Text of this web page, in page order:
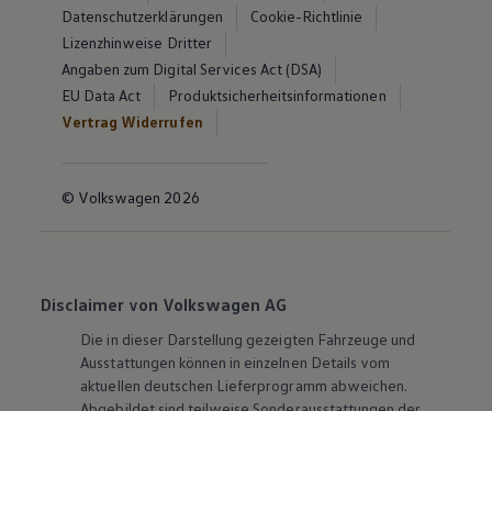
Datenschutzerklärungen
Cookie-Richtlinie
Lizenzhinweise Dritter
Angaben zum Digital Services Act (DSA)
EU Data Act
Produktsicherheitsinformationen
Vertrag Widerrufen
© Volkswagen 2026
Disclaimer von Volkswagen AG
Die in dieser Darstellung gezeigten Fahrzeuge und
Ausstattungen können in einzelnen Details vom
aktuellen deutschen Lieferprogramm abweichen.
Abgebildet sind teilweise Sonderausstattungen der